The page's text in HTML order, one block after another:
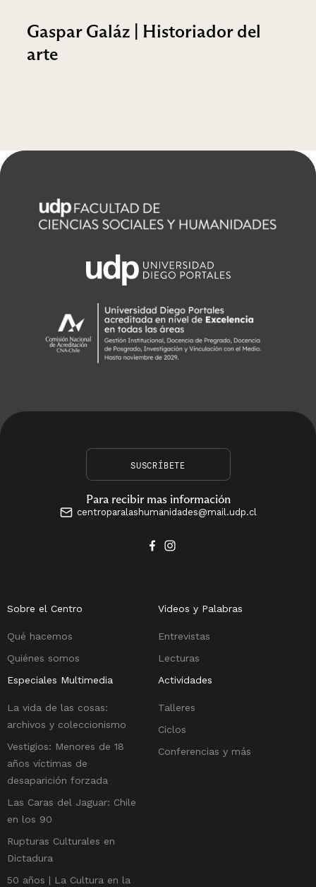
Gaspar Galáz | Historiador del
arte
SUSCRÍBETE
Para recibir mas información
centroparalashumanidades@mail.udp.cl
Sobre el Centro
Qué hacemos
Quiénes somos
Videos y Palabras
Entrevistas
Lecturas
Especiales Multimedia
La vida de las cosas:
archivos y coleccionismo
Vestigios: Menores de 18
años víctimas de
desaparición forzada
Las Caras del Jaguar: Chile
en los 90
Rupturas Culturales en
Dictadura
50 años | La Cultura en la
Actividades
Talleres
Ciclos
Conferencias y más